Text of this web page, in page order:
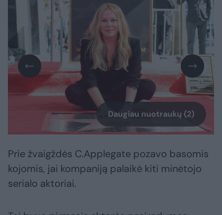
Daugiau nuotraukų (2)
Prie žvaigždės C.Applegate pozavo basomis
kojomis, jai kompaniją palaikė kiti minėtojo
serialo aktoriai.